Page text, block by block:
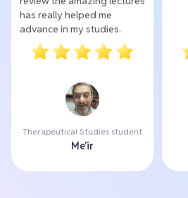
has really helped me
advance in my studies.
Therapeutical Studies student
Me'ir